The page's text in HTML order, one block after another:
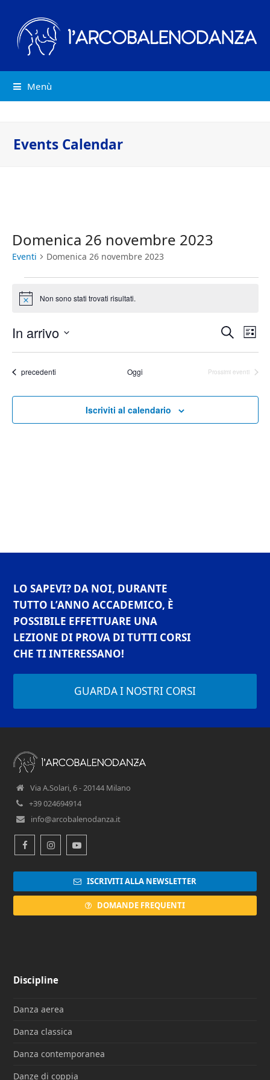
Menù
Events Calendar
Domenica 26 novembre 2023
Eventi Domenica 26 novembre 2023
Eventi
Notice Non sono stati trovati risultati.
Eventi
Ricerca
e
CercaLista
In arrivo
data.Eventi
precedenti Oggi Prossimi eventi
Iscriviti al calendario
LO SAPEVI? DA NOI, DURANTE
TUTTO L’ANNO ACCADEMICO, È
POSSIBILE EFFETTUARE UNA
LEZIONE DI PROVA DI TUTTI CORSI
CHE TI INTERESSANO!
GUARDA I NOSTRI CORSI
Via A.Solari, 6 - 20144 Milano
+39 024694914
info@arcobalenodanza.it
FacebookInstagramYoutube
ISCRIVITI ALLA NEWSLETTER
DOMANDE FREQUENTI
Discipline
Danza aerea
Danza classica
Danza contemporanea
Danze di coppia